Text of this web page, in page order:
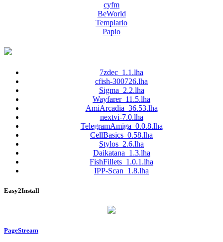
cyfm
BeWorld
Templario
Papio
7zdec_1.1.lha
cfish-300726.lha
Sigma_2.2.lha
Wayfarer_11.5.lha
AmiArcadia_36.53.lha
nextvi-7.0.lha
TelegramAmiga_0.0.8.lha
CellBasics_0.58.lha
Stylos_2.6.lha
Daikatana_1.3.lha
FishFillets_1.0.1.lha
IPP-Scan_1.8.lha
Easy2Install
PageStream